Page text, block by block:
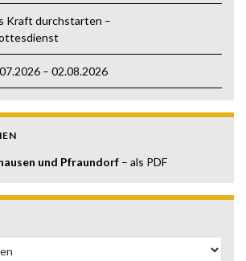
Kraft durchstarten –
– 02.08.2026
und Pfraundorf – als PDF